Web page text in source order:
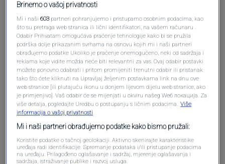
Pošalji komentar
Oglas
Brinemo o vašoj privatnosti
Mi i naši603 partneri pohranjujemo i pristupamo osobnim podacima, kao
što su pretraga web stranica ili lični identifikatori, na vašem računaru .
Odabir Prihvatam omogućava praćenje tehnologije kako bi se pružila
podrška dolje prikazanim svrhama na osnovu kojih mi i naši partneri
obrađujemo podatke Ukoliko je praćenje onemogućeno, neki od sadržaja i
reklama koje vidite možda neće biti relevantni za vas. Ovaj odabir postavki
možete ponovno odabrati i pritom promijeniti trenutni odabir ili pristanak
tako što ćete kliknuti na Upravljaj željenim postavkama link na dnu ove
web stranice [ili plutajuću ikonu u donjem lijevom dijelu web stranice, ako
je primjenjivo]. Vaš odabir će se mijenjati u okviru našeg Wеб локација. Za
više detalja, pogledajte Uredbu o postupanju s ličnim podacima. Više
informacija o vašoj privatnosti
Mi i naši partneri obrađujemo podatke kako bismo pružali:
Koristite podatke o tačnoj geolokaciji. Aktivno skenirajte karakteristike
uređaja radi identifikacije. Spremanje podataka i/ili pristupanje podacima
na uređaju. Prilagođeno oglašavanje i sadržaj, mjerenje oglašavanja i
sadržaja, istraživanje publike i razvoj usluga.